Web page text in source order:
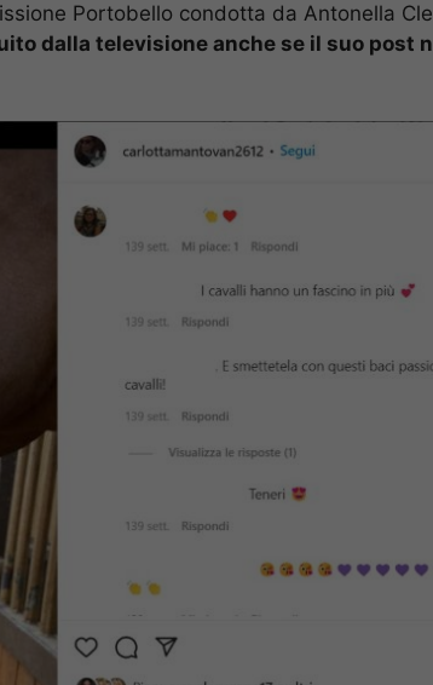
Portobello condotta da Antonella
dalla televisione anche se il suo post